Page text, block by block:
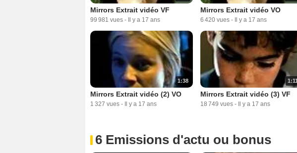
Mirrors Extrait vidéo VF
99 981 vues - Il y a 17 ans
Mirrors Extrait vidéo VO
6 420 vues - Il y a 17 ans
1:38
Mirrors Extrait vidéo (2) VO
1 327 vues - Il y a 17 ans
1:11
Mirrors Extrait vidéo (3) VF
18 749 vues - Il y a 17 ans
6 Emissions d'actu ou bonus